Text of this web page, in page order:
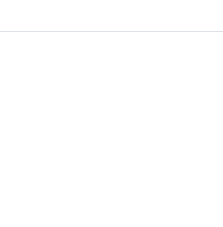
External Length: 165